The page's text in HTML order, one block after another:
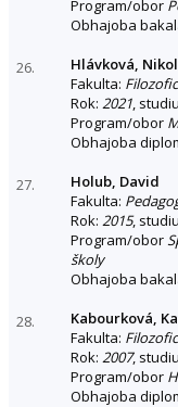
Program/obor
Obhajoba
26.
Hlávková, Nikol
Fakulta:
Rok: 2021,
Program/obor
Obhajoba
27.
Holub, David
Fakulta:
Rok: 2015,
Program/obor
školy
Obhajoba
28.
Kabourková,
Fakulta:
Rok: 2007,
Program/obor
Obhajoba